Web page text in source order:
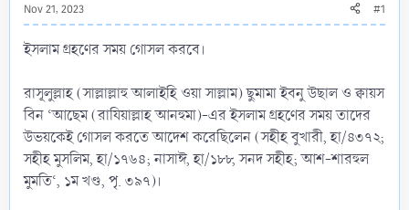
Nov 21, 2023 #1
ইসলাম গ্রহণের সময় গোসল করবে।
রাসূলুল্লাহ (সাল্লাল্লাহু আলাইহি ওয়া সাল্লাম) ছুমামা ইবনু উছাল ও ক্বায়স
বিন ‘আছেম (রাযিয়াল্লাহ আনহুমা)-এর ইসলাম গ্রহণের সময় তাদের
উভয়কেই গোসল করতে আদেশ করেছিলেন (সহীহ বুখারী, হা/৪৩৭২;
সহীহ মুসলিম, হা/১৭৬৪; নাসাঈ, হা/১৮৮, সনদ সহীহ; আশ-শারহুল
মুমতি‘, ১ম খণ্ড, পৃ. ৩৯৭)।